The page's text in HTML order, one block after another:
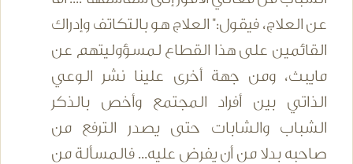
عن العلاج، فيقول:" العلاج هو بالتكاتف وإدراك
القائمين على هذا القطاع لمسؤوليتهم عن
مايبث، ومن جهة أخرى علينا نشر الوعي
الذاتي بين أفراد المجتمع وأخص بالذكر
الشباب والشابات حتى يصدر الترفع من
صاحبه بدلا من أن يفرض عليه... فالمسألة من